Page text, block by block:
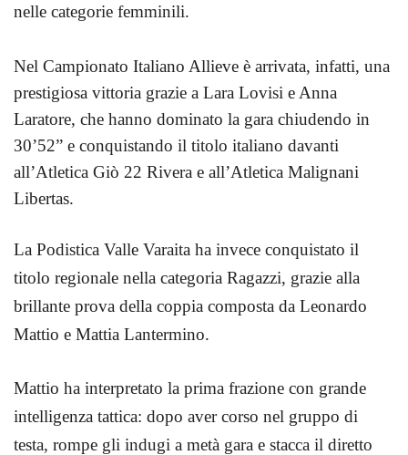
nelle categorie femminili.
Nel Campionato Italiano Allieve è arrivata, infatti, una
prestigiosa vittoria grazie a Lara Lovisi e Anna
Laratore, che hanno dominato la gara chiudendo in
30’52” e conquistando il titolo italiano davanti
all’Atletica Giò 22 Rivera e all’Atletica Malignani
Libertas.
La Podistica Valle Varaita ha invece conquistato il
titolo regionale nella categoria Ragazzi, grazie alla
brillante prova della coppia composta da Leonardo
Mattio e Mattia Lantermino.
Mattio ha interpretato la prima frazione con grande
intelligenza tattica: dopo aver corso nel gruppo di
testa, rompe gli indugi a metà gara e stacca il diretto